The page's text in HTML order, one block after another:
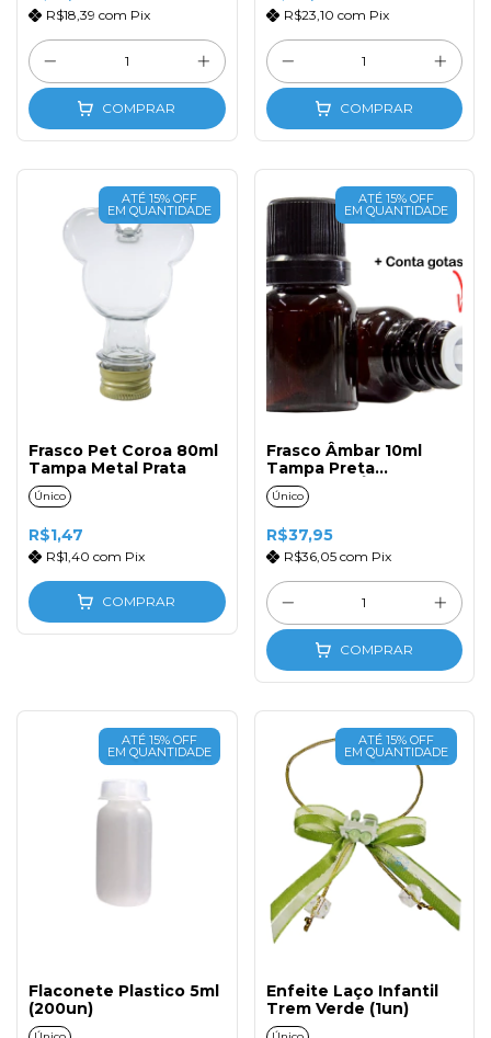
R$18,39 com Pix
COMPRAR
R$23,10 com Pix
COMPRAR
ATÉ 15% OFF
EM QUANTIDADE
Frasco Pet Coroa 80ml
Tampa Metal Prata
Único
R$1,47
R$1,40 com Pix
COMPRAR
ATÉ 15% OFF
EM QUANTIDADE
Frasco Âmbar 10ml
Tampa Preta
Gotejador Óleo (20un)
Único
R$37,95
R$36,05 com Pix
COMPRAR
ATÉ 15% OFF
EM QUANTIDADE
Flaconete Plastico 5ml
(200un)
ATÉ 15% OFF
EM QUANTIDADE
Enfeite Laço Infantil
Trem Verde (1un)